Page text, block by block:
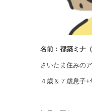
名前：都築ミナ
さいたま住みの
４歳＆７歳息子